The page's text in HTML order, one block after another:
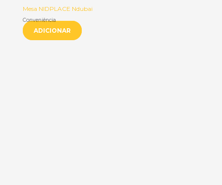
Mesa NIDPLACE Ndubai
Conveniência
ADICIONAR